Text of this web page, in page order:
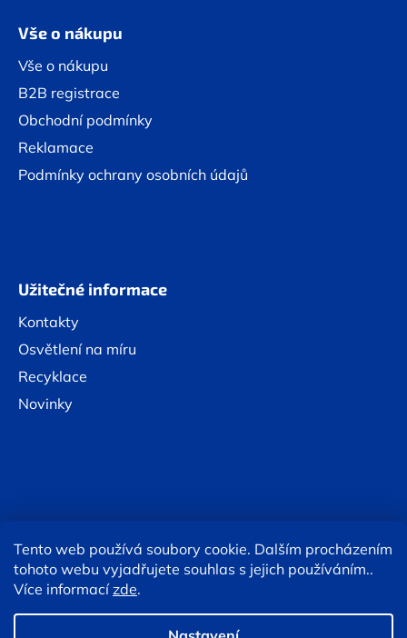
Tento web používá soubory cookie. Dalším procházením
tohoto webu vyjadřujete souhlas s jejich používáním..
Více informacízde.
Vše o nákupu
Vše o nákupu
B2B registrace
Obchodní podmínky
Reklamace
Podmínky ochrany osobních údajů
Užitečné informace
Kontakty
Osvětlení na míru
Recyklace
Novinky
Online platby:
Upravit nastavení cookies